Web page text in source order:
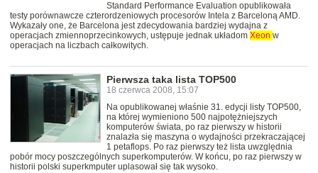
Standard Performance Evaluation opublikowała
testy porównawcze czterordzeniowych procesorów Intela z Barceloną AMD.
Wykazały one, że Barcelona jest zdecydowania bardziej wydajna z
operacjach zmiennoprzecinkowych, ustępuje jednak układom Xeon w
operacjach na liczbach całkowitych.
Pierwsza taka lista TOP500
18 czerwca 2008, 15:07
Na opublikowanej właśnie 31. edycji listy TOP500,
na której wymieniono 500 najpotężniejszych
komputerów świata, po raz pierwszy w historii
znalazła się maszyna o wydajności przekraczającej
1 petaflops. Po raz pierwszy też lista uwzględnia
pobór mocy poszczególnych superkomputerów. W końcu, po raz pierwszy w
historii polski superkmputer uplasował się tak wysoko.